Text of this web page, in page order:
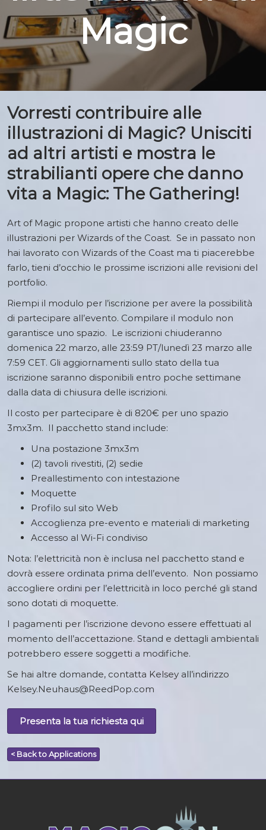
MagicMagic
Vorresti contribuire alle
illustrazioni di Magic? Unisciti
ad altri artisti e mostra le
strabilianti opere che danno
vita a Magic: The Gathering!
Art of Magic propone artisti che hanno creato delle
illustrazioni per Wizards of the Coast. Se in passato non
hai lavorato con Wizards of the Coast ma ti piacerebbe
farlo, tieni d’occhio le prossime iscrizioni alle revisioni del
portfolio.
Riempi il modulo per l’iscrizione per avere la possibilità
di partecipare all’evento. Compilare il modulo non
garantisce uno spazio. Le iscrizioni chiuderanno
domenica 22 marzo, alle 23:59 PT/lunedì 23 marzo alle
7:59 CET. Gli aggiornamenti sullo stato della tua
iscrizione saranno disponibili entro poche settimane
dalla data di chiusura delle iscrizioni.
Il costo per partecipare è di 820€ per uno spazio
3mx3m. Il pacchetto stand include:
Una postazione 3mx3m
(2) tavoli rivestiti, (2) sedie
Preallestimento con intestazione
Moquette
Profilo sul sito Web
Accoglienza pre-evento e materiali di marketing
Accesso al Wi-Fi condiviso
Nota: l’elettricità non è inclusa nel pacchetto stand e
dovrà essere ordinata prima dell’evento. Non possiamo
accogliere ordini per l’elettricità in loco perché gli stand
sono dotati di moquette.
I pagamenti per l’iscrizione devono essere effettuati al
momento dell’accettazione. Stand e dettagli ambientali
potrebbero essere soggetti a modifiche.
Se hai altre domande, contatta Kelsey all’indirizzo
Kelsey.Neuhaus@ReedPop.com
Presenta la tua richiesta qui
< Back to Applications